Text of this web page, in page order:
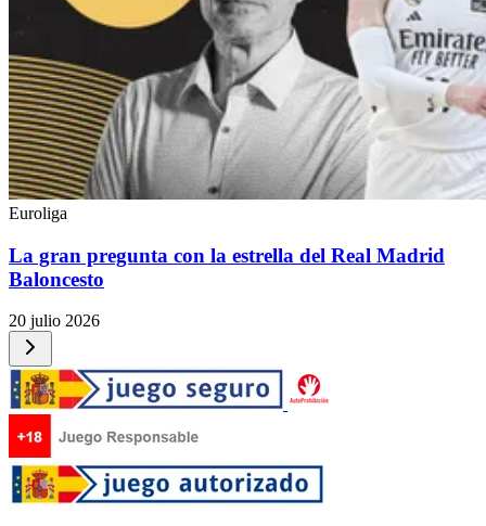
Euroliga
La gran pregunta con la estrella del Real Madrid
Baloncesto
20 julio 2026